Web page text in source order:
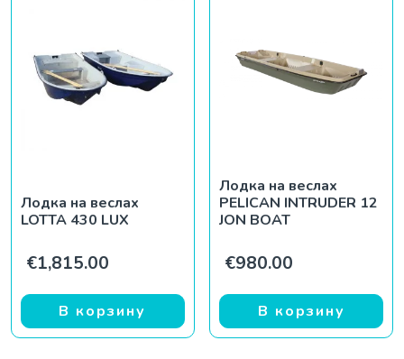
Лодка на веслах
LOTTA 430 LUX
€1,815.00
В корзину
Лодка на веслах
PELICAN INTRUDER 12
JON BOAT
€980.00
В корзину